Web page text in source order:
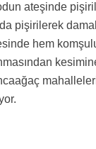
ateşinde
pişirilerek
hem